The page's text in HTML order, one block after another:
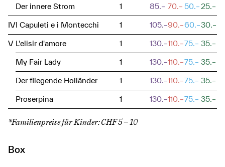
Der innere Strom 1 85.– 70.– 50.–25.–
IVI Capuleti e i Montecchi 1 105.–90.–60.–30.–
V L'elisir d'amore 1 130.–110.–75.– 35.–
My Fair Lady 1 130.–110.–75.– 35.–
Der fliegende Holländer 1 130.–110.–75.– 35.–
Proserpina 1 130.–110.–75.– 35.–
*Familienpreise für Kinder: CHF 5 − 10
Box